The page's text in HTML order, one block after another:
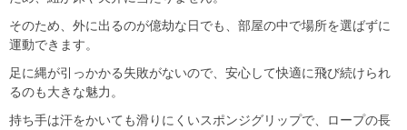
そのため、外に出るのが億劫な日でも、部屋の中で場所を選ばずに
運動できます。
足に縄が引っかかる失敗がないので、安心して快適に飛び続けられ
るのも大きな魅力。
持ち手は汗をかいても滑りにくいスポンジグリップで、ロープの長